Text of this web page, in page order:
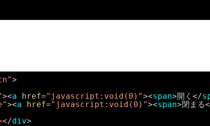
>
><a href="javascript:void(0)"><span>開く</
><a href="javascript:void(0)"><span>閉まる
</div>